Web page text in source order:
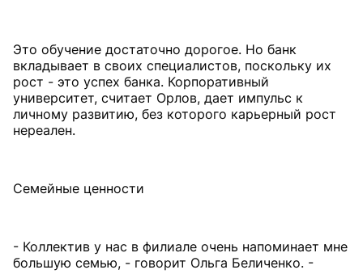
Это обучение достаточно дорогое. Но банк
вкладывает в своих специалистов, поскольку их
рост - это успех банка. Корпоративный
университет, считает Орлов, дает импульс к
личному развитию, без которого карьерный рост
нереален.
Семейные ценности
- Коллектив у нас в филиале очень напоминает мне
большую семью, - говорит Ольга Беличенко. -